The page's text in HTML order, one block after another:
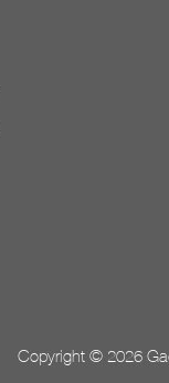
Copyright © 2026